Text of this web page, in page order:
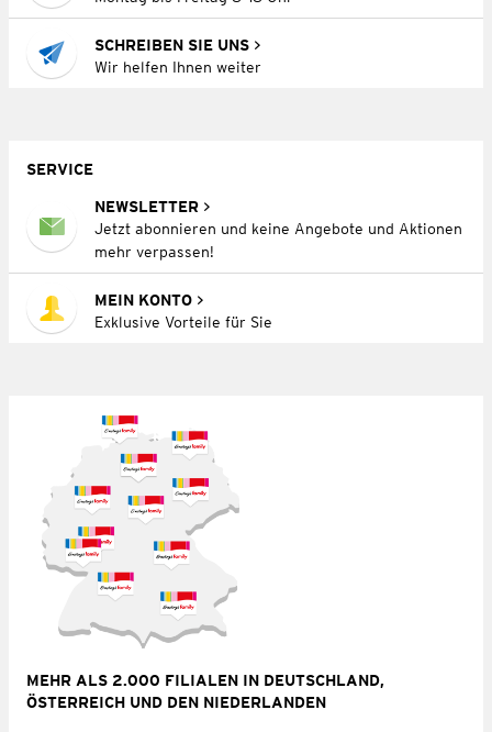
SCHREIBEN SIE UNS
Wir helfen Ihnen weiter
SERVICE
NEWSLETTER
Jetzt abonnieren und keine Angebote und Aktionen
mehr verpassen!
MEIN KONTO
Exklusive Vorteile für Sie
MEHR ALS 2.000 FILIALEN IN DEUTSCHLAND,
ÖSTERREICH UND DEN NIEDERLANDEN